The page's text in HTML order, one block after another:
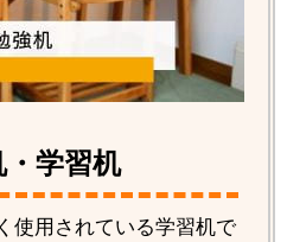
学習机
使用されている学習机で